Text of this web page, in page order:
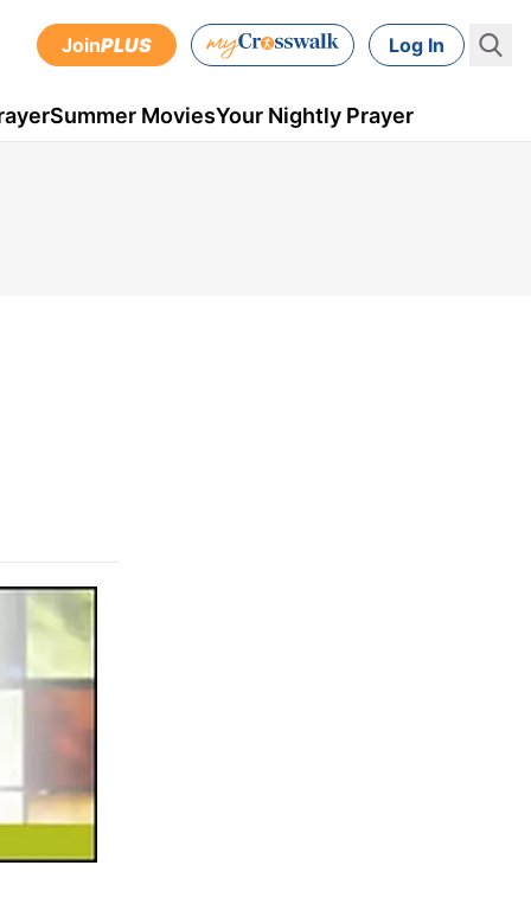
JoinPLUS Log In
Summer MoviesYour Nightly Prayer